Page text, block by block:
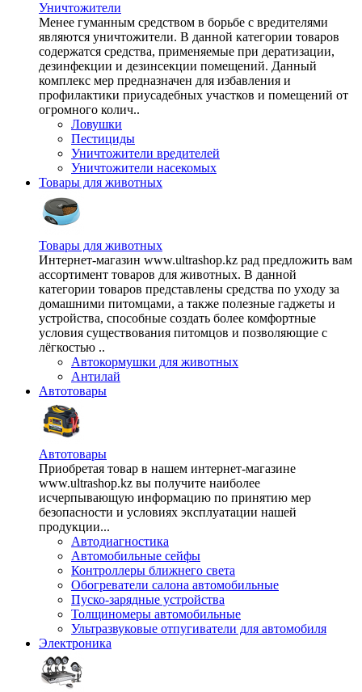
Уничтожители
Менее гуманным средством в борьбе с вредителями
являются уничтожители. В данной категории товаров
содержатся средства, применяемые при дератизации,
дезинфекции и дезинсекции помещений. Данный
комплекс мер предназначен для избавления и
профилактики приусадебных участков и помещений от
огромного колич..
Ловушки
Пестициды
Уничтожители вредителей
Уничтожители насекомых
Товары для животных
Товары для животных
Интернет-магазин www.ultrashop.kz рад предложить вам
ассортимент товаров для животных. В данной
категории товаров представлены средства по уходу за
домашними питомцами, а также полезные гаджеты и
устройства, способные создать более комфортные
условия существования питомцов и позволяющие с
лёгкостью ..
Автокормушки для животных
Антилай
Автотовары
Автотовары
Приобретая товар в нашем интернет-магазине
www.ultrashop.kz вы получите наиболее
исчерпывающую информацию по принятию мер
безопасности и условиях эксплуатации нашей
продукции...
Автодиагностика
Автомобильные сейфы
Контроллеры ближнего света
Обогреватели салона автомобильные
Пуско-зарядные устройства
Толщиномеры автомобильные
Ультразвуковые отпугиватели для автомобиля
Электроника